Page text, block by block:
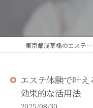
東京都浅草橋のエステなら目の、シワとたるみのフェイシャル専門店 regalo
エステ体験で叶え
効果的な活用法
2025/08/30